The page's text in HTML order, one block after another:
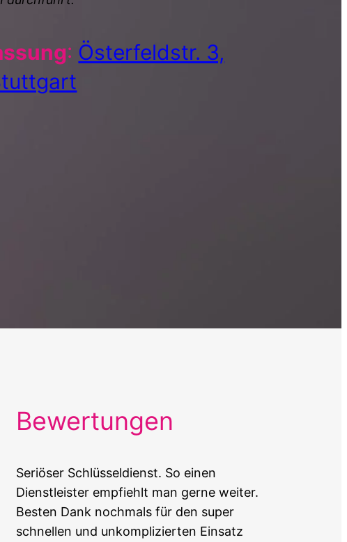
: Österfeldstr. 3,
Bewertungen
Seriöser Schlüsseldienst. So einen
Dienstleister empfiehlt man gerne weiter.
Besten Dank nochmals für den super
schnellen und unkomplizierten Einsatz